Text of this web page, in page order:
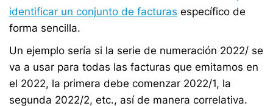
identificar un conjunto de facturas específico de
forma sencilla.
Un ejemplo sería si la serie de numeración 2022/ se
va a usar para todas las facturas que emitamos en
el 2022, la primera debe comenzar 2022/1, la
segunda 2022/2, etc., así de manera correlativa.